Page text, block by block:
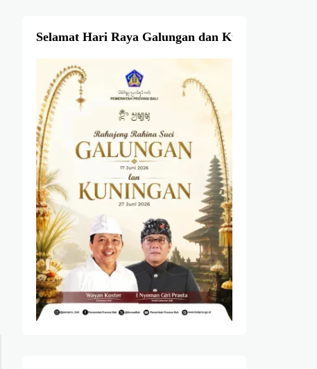
Selamat Hari Raya Galungan dan Kuningan